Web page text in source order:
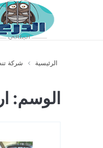
الرئيسية شركة
الوسم: